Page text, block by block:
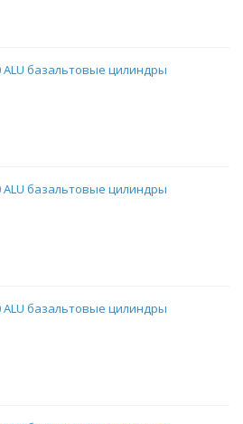
ALU базальтовые цилиндры
ALU базальтовые цилиндры
ALU базальтовые цилиндры